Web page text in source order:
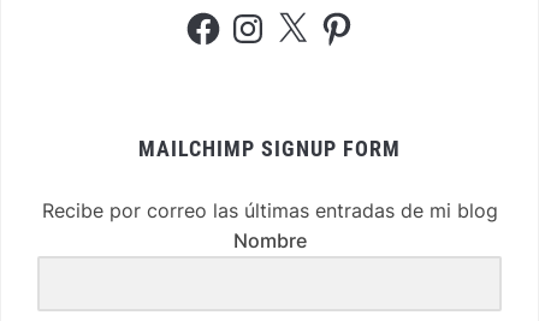
FacebookInstagram
X Pinterest
MAILCHIMP SIGNUP FORM
Recibe por correo las últimas entradas de mi blog
Nombre